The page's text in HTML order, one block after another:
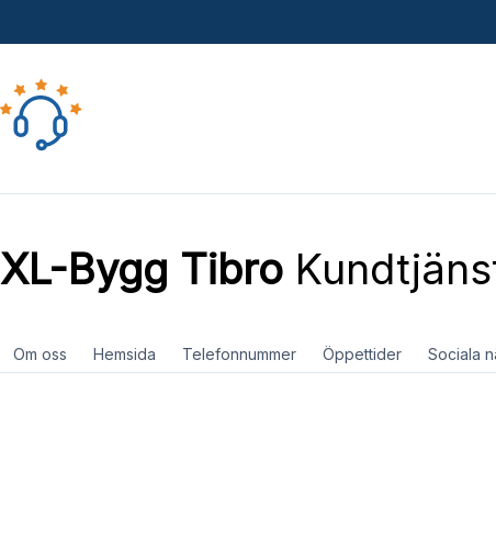
XL-Bygg Tibro
Om oss Hemsida Telefonnummer Öppettider Sociala